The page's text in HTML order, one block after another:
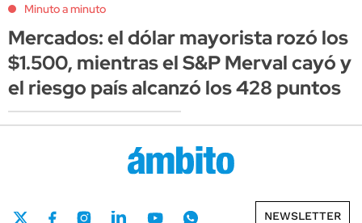
Minuto a minuto
Mercados: el dólar mayorista rozó los
$1.500, mientras el S&P Merval cayó y
el riesgo país alcanzó los 428 puntos
NEWSLETTER